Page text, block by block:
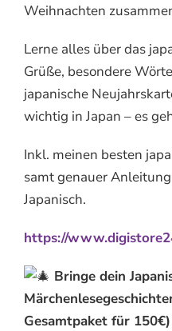
Weihnachten
Lerne alles über das
Grüße, besondere
japanische
wichtig in Japan – es
Inkl. meinen besten
samt genauer
Japanisch.
https://
Bringe dein
Gesamtpaket für 150€)